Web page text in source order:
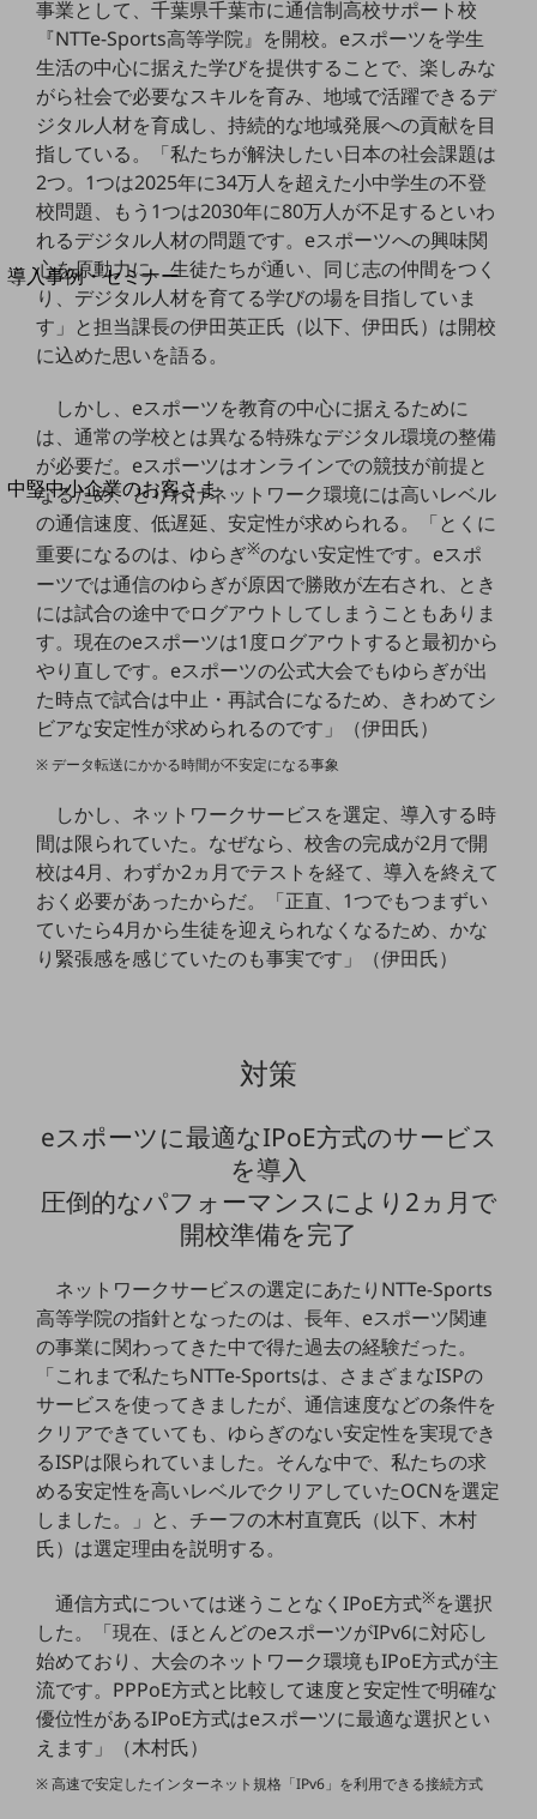
運用保守・故障紛失サポート
回線・ネットワーク
お手続き
別ウィンドウで開きます
サービスをご利用中のお客さま
導入事例・セミナー
導入事例TOP
最新の導入事例や注目の導入事例をご紹介します
セミナー
開催・出展する各種セミナー、イベント情報をご紹介します
別ウィンドウで開きます
中堅中小企業のお客さま
NTTドコモビジネスウォッチ
ビジネスお役立ち情報
旬な話題やお役立ち資料などDXの課題を
解決するヒントをお届けする記事サイト
新着記事
お役立ち資料ダウンロード
トレンド記事特集
IT用語集
中堅中小企業向け
中堅中小企業のビジネスをサポート！
お悩みから見つける
お悩みから見つけるTOP
ネットワーク
モバイル・音声
その他のお悩みはこちら
業界から見つける
運輸業
建設業
地域産業
その他の業界はこちら
ゲーム感覚で見つける
ビジネスお悩み診断
NTTドコモビジネス
オンラインショップ
相談・申し込みができるバーチャルショップ
法人向けモバイルトップ
はじめての方へ
サービス・商品を探す
新規会員登録/ログインはこちら
100回線以上のお問い合わせ・お見積りはこちら
事業として、千葉県千葉市に通信制高校サポート校
『NTTe-Sports高等学院』を開校。eスポーツを学生
生活の中心に据えた学びを提供することで、楽しみな
がら社会で必要なスキルを育み、地域で活躍できるデ
ジタル人材を育成し、持続的な地域発展への貢献を目
指している。「私たちが解決したい日本の社会課題は
2つ。1つは2025年に34万人を超えた小中学生の不登
校問題、もう1つは2030年に80万人が不足するといわ
れるデジタル人材の問題です。eスポーツへの興味関
心を原動力に、生徒たちが通い、同じ志の仲間をつく
り、デジタル人材を育てる学びの場を目指していま
す」と担当課長の伊田英正氏（以下、伊田氏）は開校
に込めた思いを語る。
しかし、eスポーツを教育の中心に据えるために
は、通常の学校とは異なる特殊なデジタル環境の整備
が必要だ。eスポーツはオンラインでの競技が前提と
なるため、とりわけネットワーク環境には高いレベル
の通信速度、低遅延、安定性が求められる。「とくに
重要になるのは、ゆらぎ※のない安定性です。eスポ
ーツでは通信のゆらぎが原因で勝敗が左右され、とき
には試合の途中でログアウトしてしまうこともありま
す。現在のeスポーツは1度ログアウトすると最初から
やり直しです。eスポーツの公式大会でもゆらぎが出
た時点で試合は中止・再試合になるため、きわめてシ
ビアな安定性が求められるのです」（伊田氏）
※ データ転送にかかる時間が不安定になる事象
しかし、ネットワークサービスを選定、導入する時
間は限られていた。なぜなら、校舎の完成が2月で開
校は4月、わずか2ヵ月でテストを経て、導入を終えて
おく必要があったからだ。「正直、1つでもつまずい
ていたら4月から生徒を迎えられなくなるため、かな
り緊張感を感じていたのも事実です」（伊田氏）
対策
eスポーツに最適なIPoE方式のサービス
を導入
圧倒的なパフォーマンスにより2ヵ月で
開校準備を完了
ネットワークサービスの選定にあたりNTTe-Sports
高等学院の指針となったのは、長年、eスポーツ関連
の事業に関わってきた中で得た過去の経験だった。
「これまで私たちNTTe-Sportsは、さまざまなISPの
サービスを使ってきましたが、通信速度などの条件を
クリアできていても、ゆらぎのない安定性を実現でき
るISPは限られていました。そんな中で、私たちの求
める安定性を高いレベルでクリアしていたOCNを選定
しました。」と、チーフの木村直寛氏（以下、木村
氏）は選定理由を説明する。
通信方式については迷うことなくIPoE方式※を選択
した。「現在、ほとんどのeスポーツがIPv6に対応し
始めており、大会のネットワーク環境もIPoE方式が主
流です。PPPoE方式と比較して速度と安定性で明確な
優位性があるIPoE方式はeスポーツに最適な選択とい
えます」（木村氏）
※ 高速で安定したインターネット規格「IPv6」を利用できる接続方式